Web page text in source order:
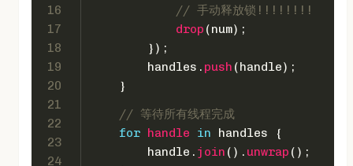
16
17
18
19
20
21
22
23
24
// 手动释放锁!!!!!!!!
drop (num);
        });
        handles.
push (handle);
    }
// 等待所有线程完成
for handle in handles {
        handle.
join (). unwrap ();